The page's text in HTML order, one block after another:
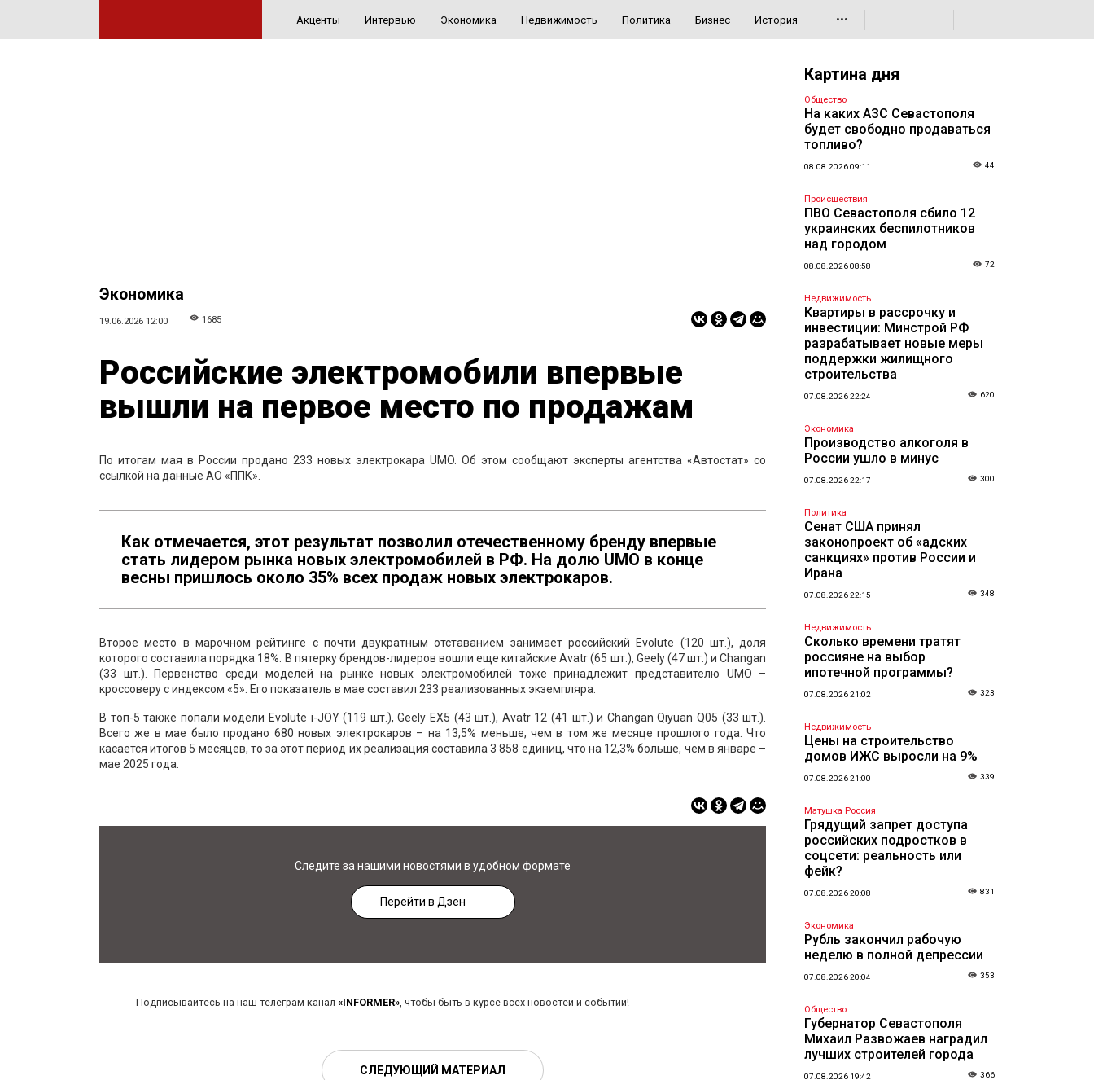
Акценты Интервью Экономика Недвижимость Политика Бизнес История •••
Экономика
19.06.2026 12:00 1685
Российские электромобили впервые
вышли на первое место по продажам
По итогам мая в России продано 233 новых электрокара UMO. Об этом сообщают эксперты агентства «Автостат» со
ссылкой на данные АО «ППК».
Как отмечается, этот результат позволил отечественному бренду впервые
стать лидером рынка новых электромобилей в РФ. На долю UMO в конце
весны пришлось около 35% всех продаж новых электрокаров.
Второе место в марочном рейтинге с почти двукратным отставанием занимает российский Evolute (120 шт.), доля
которого составила порядка 18%. В пятерку брендов-лидеров вошли еще китайские Avatr (65 шт.), Geely (47 шт.) и Changan
(33 шт.). Первенство среди моделей на рынке новых электромобилей тоже принадлежит представителю UMO –
кроссоверу с индексом «5». Его показатель в мае составил 233 реализованных экземпляра.
В топ-5 также попали модели Evolute i-JOY (119 шт.), Geely EX5 (43 шт.), Avatr 12 (41 шт.) и Changan Qiyuan Q05 (33 шт.).
Всего же в мае было продано 680 новых электрокаров – на 13,5% меньше, чем в том же месяце прошлого года. Что
касается итогов 5 месяцев, то за этот период их реализация составила 3 858 единиц, что на 12,3% больше, чем в январе –
мае 2025 года.
Следите за нашими новостями в удобном формате
Перейти в Дзен
Подписывайтесь на наш телеграм-канал «INFORMER», чтобы быть в курсе всех новостей и событий!
СЛЕДУЮЩИЙ МАТЕРИАЛ
Картина дня
Общество
На каких АЗС Севастополя
будет свободно продаваться
топливо?
08.08.2026 09:11 44
Происшествия
ПВО Севастополя сбило 12
украинских беспилотников
над городом
08.08.2026 08:58 72
Недвижимость
Квартиры в рассрочку и
инвестиции: Минстрой РФ
разрабатывает новые меры
поддержки жилищного
строительства
07.08.2026 22:24 620
Экономика
Производство алкоголя в
России ушло в минус
07.08.2026 22:17 300
Политика
Сенат США принял
законопроект об «адских
санкциях» против России и
Ирана
07.08.2026 22:15 348
Недвижимость
Сколько времени тратят
россияне на выбор
ипотечной программы?
07.08.2026 21:02 323
Недвижимость
Цены на строительство
домов ИЖС выросли на 9%
07.08.2026 21:00 339
Матушка Россия
Грядущий запрет доступа
российских подростков в
соцсети: реальность или
фейк?
07.08.2026 20:08 831
Экономика
Рубль закончил рабочую
неделю в полной депрессии
07.08.2026 20:04 353
Общество
Губернатор Севастополя
Михаил Развожаев наградил
лучших строителей города
07.08.2026 19:42 366